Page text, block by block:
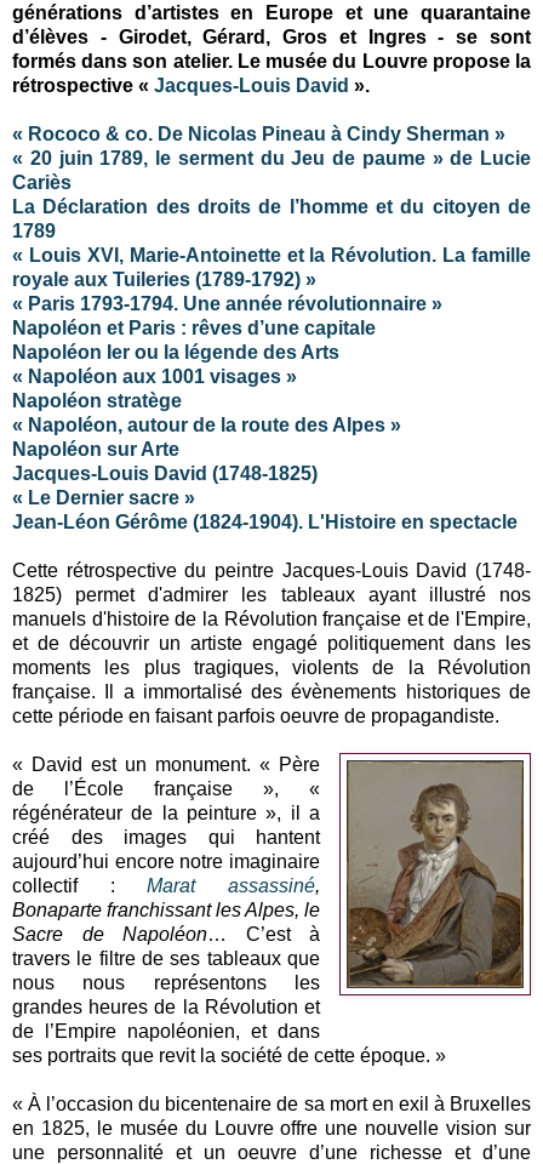
générations d’artistes en Europe et une quarantaine
d’élèves - Girodet, Gérard, Gros et Ingres - se sont
formés dans son atelier. Le musée du Louvre propose la
rétrospective « Jacques-Louis David ».
« Rococo & co. De Nicolas Pineau à Cindy Sherman »
« 20 juin 1789, le serment du Jeu de paume » de Lucie
Cariès
La Déclaration des droits de l’homme et du citoyen de
1789
« Louis XVI, Marie-Antoinette et la Révolution. La famille
royale aux Tuileries (1789-1792) »
« Paris 1793-1794. Une année révolutionnaire »
Napoléon et Paris : rêves d’une capitale
Napoléon Ier ou la légende des Arts
« Napoléon aux 1001 visages »
Napoléon stratège
« Napoléon, autour de la route des Alpes »
Napoléon sur Arte
Jacques-Louis David (1748-1825)
« Le Dernier sacre »
Jean-Léon Gérôme (1824-1904). L'Histoire en spectacle
Cette rétrospective du peintre Jacques-Louis David (1748-
1825) permet d'admirer les tableaux ayant illustré nos
manuels d'histoire de la Révolution française et de l'Empire,
et de découvrir un artiste engagé politiquement dans les
moments les plus tragiques, violents de la Révolution
française. Il a immortalisé des évènements historiques de
cette période en faisant parfois oeuvre de propagandiste.
« David est un monument. « Père
de l’École française », «
régénérateur de la peinture », il a
créé des images qui hantent
aujourd’hui encore notre imaginaire
collectif :Marat assassiné,
Bonaparte franchissant les Alpes, le
Sacre de Napoléon… C’est à
travers le filtre de ses tableaux que
nous nous représentons les
grandes heures de la Révolution et
de l’Empire napoléonien, et dans
ses portraits que revit la société de cette époque. »
« À l’occasion du bicentenaire de sa mort en exil à Bruxelles
en 1825, le musée du Louvre offre une nouvelle vision sur
une personnalité et un oeuvre d’une richesse et d’une